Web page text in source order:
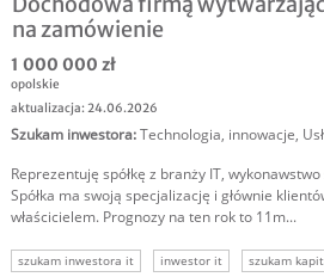
na zamówienie
1 000 000 zł
opolskie
aktualizacja: 24.06.2026
Szukam inwestora:Technologia, innowacje,
Reprezentuję spółkę z branży IT,
Spółka ma swoją specjalizację i głównie
właścicielem. Prognozy na ten rok to 11m...
szukam inwestora it inwestor it szukam